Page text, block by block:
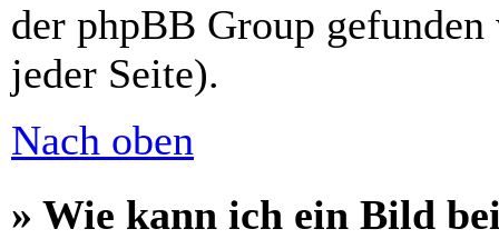
der phpBB Group
jeder Seite).
Nach oben
» Wie kann ich ein Bild